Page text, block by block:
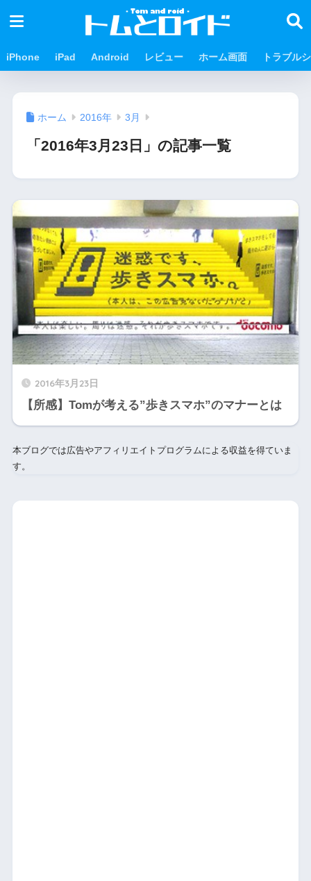
iPhone iPad Android レビュー ホーム画面 トラブル
ホーム 2016年 3月
「2016年3月23日」の記事一覧
2016年3月23日
【所感】Tomが考える”歩きスマホ”のマナーとは
本ブログでは広告やアフィリエイトプログラムによる収益を得ていま
す。